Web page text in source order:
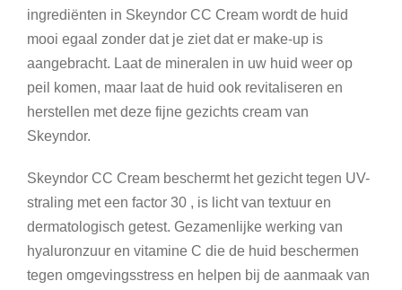
ingrediënten in Skeyndor CC Cream wordt de huid
mooi egaal zonder dat je ziet dat er make-up is
aangebracht. Laat de mineralen in uw huid weer op
peil komen, maar laat de huid ook revitaliseren en
herstellen met deze fijne gezichts cream van
Skeyndor.
Skeyndor CC Cream beschermt het gezicht tegen UV-
straling met een factor 30 , is licht van textuur en
dermatologisch getest. Gezamenlijke werking van
hyaluronzuur en vitamine C die de huid beschermen
tegen omgevingsstress en helpen bij de aanmaak van